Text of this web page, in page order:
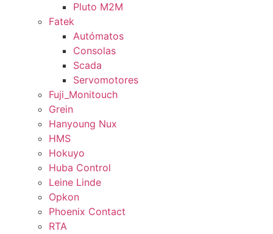
Pluto M2M
Fatek
Autómatos
Consolas
Scada
Servomotores
Fuji_Monitouch
Grein
Hanyoung Nux
HMS
Hokuyo
Huba Control
Leine Linde
Opkon
Phoenix Contact
RTA